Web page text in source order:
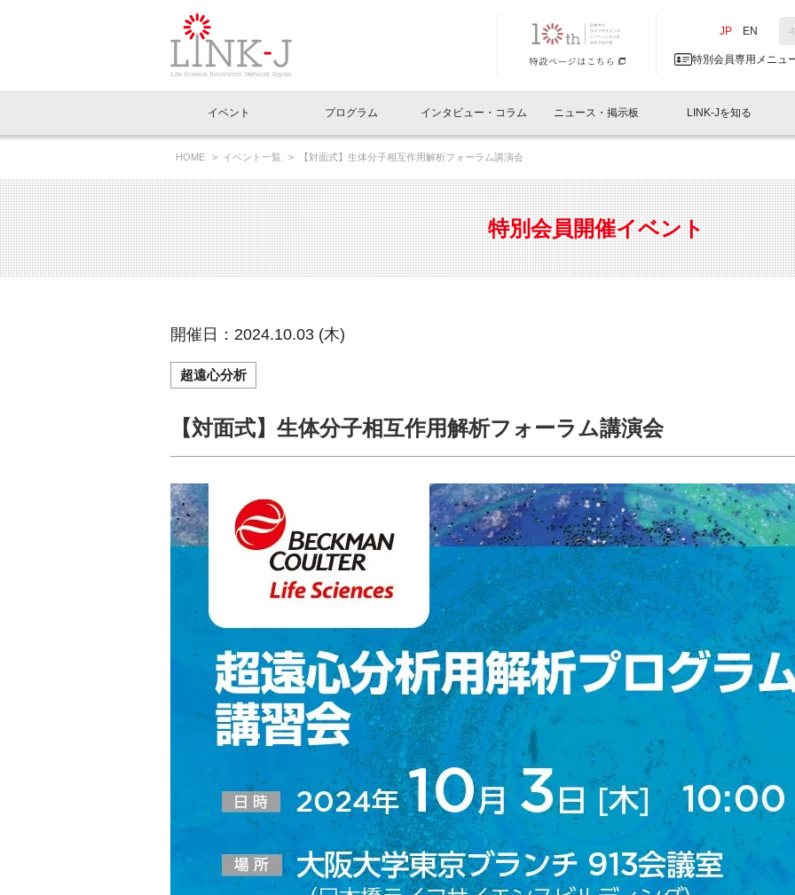
JP EN
特別会員専用メニュ
イベントお知らせメール登録
閉じる
イベント
イベント一覧
LINK-J主催・共催 特別会員開催
LINK-J協賛・協力 出展・参加
イベントレポート一覧
LINK-J主催・共催
LINK-J協賛・協力
プログラム
Out of Box相談室 What's "UNIKORN"？
インタビュー・コラム
インタビュー・コラム一覧
スペシャルインタビュー ベンチャーインタビュー 会報
連載コラム サポーターコラム 日本
ニュース・掲示板
ニュース一覧
トピック プレスリリース
メディア情報 海外関連
協賛・協力
人と情報の交流掲示板一覧
会員プレスリリース
募集
LINK-Jを知る
理事長挨拶 Why in Nihonbashi
国内外連携 サポーター紹介 事業
組織概要 パンフレット GTB
特別会員一覧 特別会員について 入会
専用メニューはこちら
ラウンジ・会議室 オフィス・ラボ 施設
アクセス
HOME イベント一覧 【対面式】生体分子相互作用解析フォーラム講演会
特別会員開催イベント
開催日：2024.10.03 (木)
超遠心分析
【対面式】生体分子相互作用解析フォーラム講演会